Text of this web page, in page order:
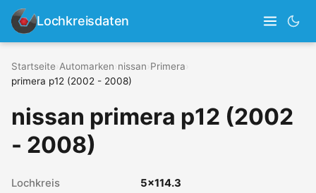
Lochkreisdaten
Startseite Automarken nissan Primera
primera p12 (2002 - 2008)
nissan primera p12 (2002
- 2008)
Lochkreis 5x114.3